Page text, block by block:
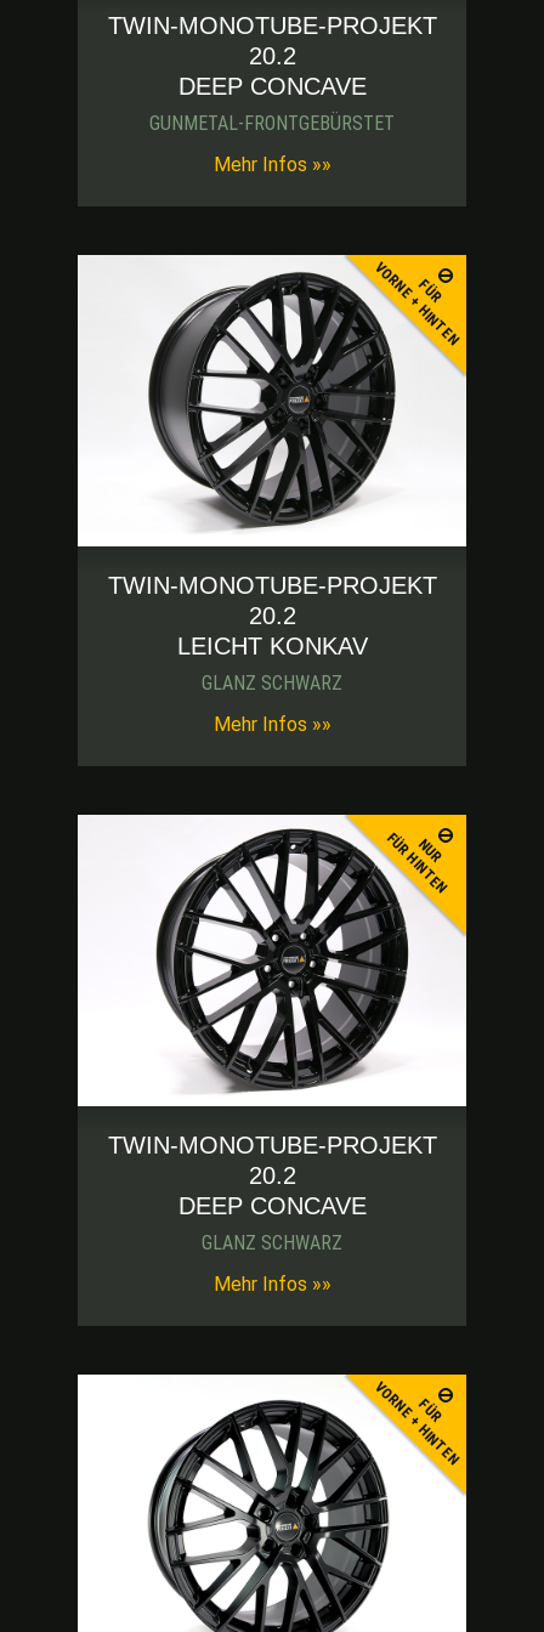
TWIN-MONOTUBE-PROJEKT
20.2
DEEP CONCAVE
GUNMETAL-FRONTGEBÜRSTET
Mehr Infos »»
FÜR
VORNE + HINTEN
TWIN-MONOTUBE-PROJEKT
20.2
LEICHT KONKAV
GLANZ SCHWARZ
Mehr Infos »»
NUR
FÜR HINTEN
TWIN-MONOTUBE-PROJEKT
20.2
DEEP CONCAVE
GLANZ SCHWARZ
Mehr Infos »»
FÜR
VORNE + HINTEN